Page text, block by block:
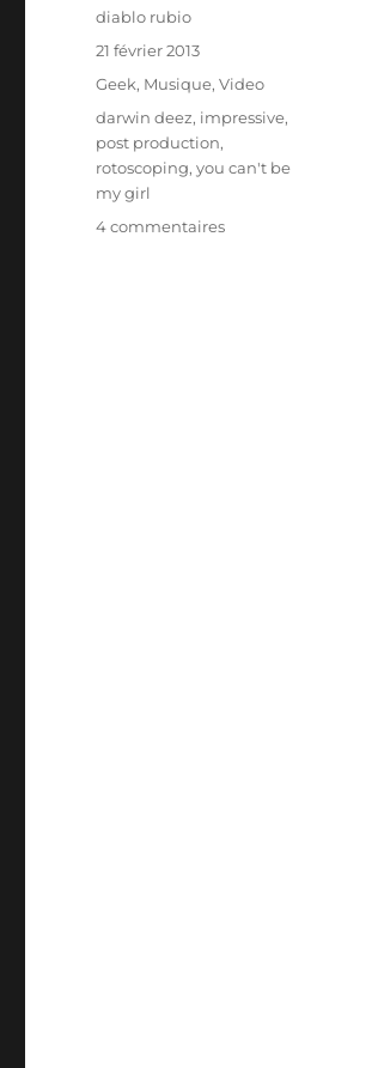
Auteur
diablo rubio
Publié
le
21 février 2013
Catégories
Geek, Musique,Video
Étiquettes
darwin deez, impressive,
post production,
rotoscoping,you can't be
my girl
4 commentairessur